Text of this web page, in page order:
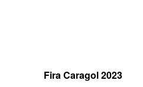
Fira Caragol 2023